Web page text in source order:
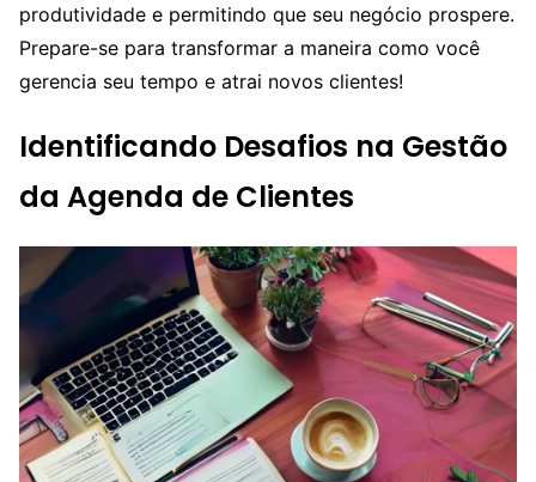
produtividade e permitindo que seu negócio prospere.
Prepare-se para transformar a maneira como você
gerencia seu tempo e atrai novos clientes!
Identificando Desafios na Gestão
da Agenda de Clientes